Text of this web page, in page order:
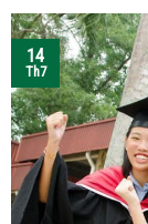
14
Th7